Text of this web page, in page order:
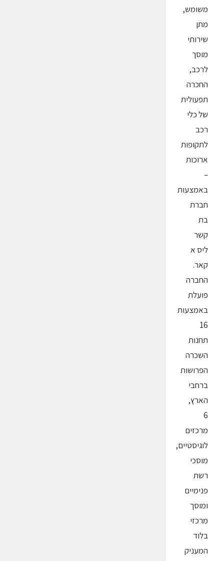
משומש,
מתן
שירותי
מוסך
לרכב,
החכרה
תפעולית
של כלי
רכב
לתקופות
ארוכות
–
באמצעות
חברת
בת
קשר
ליס א
קאר.
החברה
פועלת
באמצעות
16
תחנות
השכרה
הפרושות
ברחבי
הארץ,
6
מרכזים
לוגיסטיים,
מוסכי
רשת
פנימיים
ומוסך
מרכזי
בלוד
המעניק